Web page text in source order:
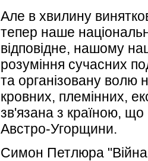
Але в хвилину
тепер наше
відповідне, нашому
розуміння сучасних
та організовану волю
кровних, племінних,
зв'язана з країною, що
Австро-Угорщини.
Симон Петлюра "Війна